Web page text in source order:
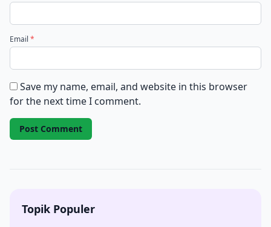
Email *
Save my name, email, and website in this browser
for the next time I comment.
Topik Populer